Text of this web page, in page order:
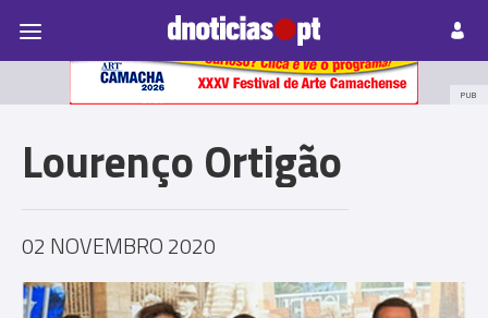
Prazeres Paisagens
PUB
Lourenço Ortigão
02 NOVEMBRO 2020